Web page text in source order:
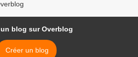
un blog sur Overblog
Créer un blog